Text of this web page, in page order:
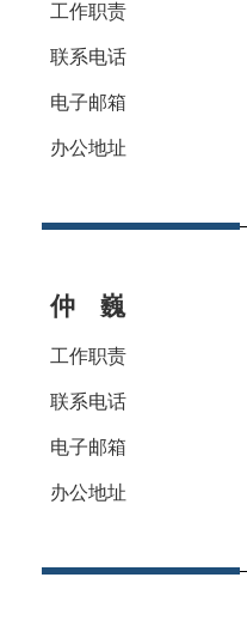
工作职责
联系电话
电子邮箱
办公地址
仲 巍
工作职责
联系电话
电子邮箱
办公地址